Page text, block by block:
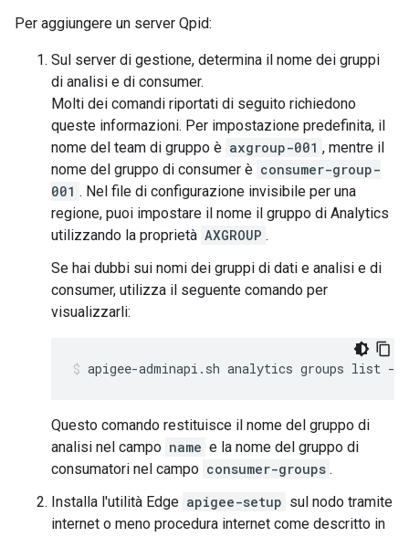
Per aggiungere un server Qpid:
Sul server di gestione, determina il nome dei gruppi
di analisi e di consumer.
Molti dei comandi riportati di seguito richiedono
queste informazioni. Per impostazione predefinita, il
nome del team di gruppo è axgroup-001 , mentre il
nome del gruppo di consumer è consumer-group-
001 . Nel file di configurazione invisibile per una
regione, puoi impostare il nome il gruppo di Analytics
utilizzando la proprietà AXGROUP .
Se hai dubbi sui nomi dei gruppi di dati e analisi e di
consumer, utilizza il seguente comando per
visualizzarli:
apigee-adminapi.sh analytics groups list --
Questo comando restituisce il nome del gruppo di
analisi nel campo name e la nome del gruppo di
consumatori nel campo consumer-groups .
Installa l'utilità Edge apigee-setup sul nodo tramite
internet o meno procedura internet come descritto in